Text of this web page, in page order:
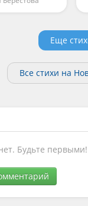
Еще
Все стихи на
Будьте первыми!